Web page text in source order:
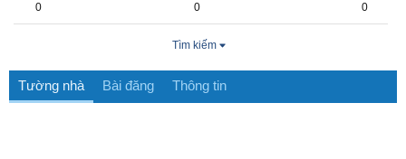
0 0 0
Tìm kiếm
Tường nhà Bài đăng Thông tin